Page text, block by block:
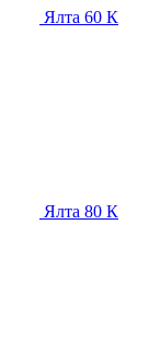
Ялта 60 К
Ялта 80 К